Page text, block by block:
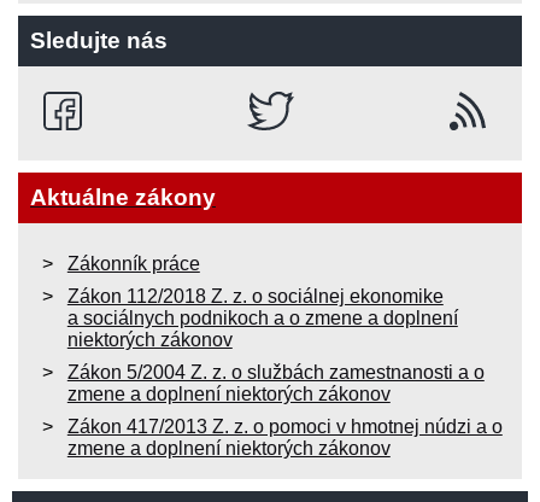
Sledujte nás
Aktuálne zákony
Zákonník práce
Zákon 112/2018 Z. z. o sociálnej ekonomike
a sociálnych podnikoch a o zmene a doplnení
niektorých zákonov
Zákon 5/2004 Z. z. o službách zamestnanosti a o
zmene a doplnení niektorých zákonov
Zákon 417/2013 Z. z. o pomoci v hmotnej núdzi a o
zmene a doplnení niektorých zákonov